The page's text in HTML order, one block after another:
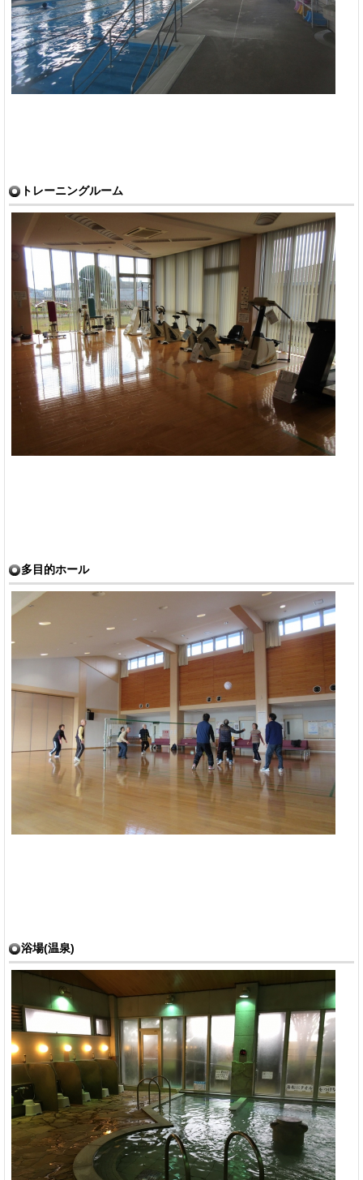
トレーニングルーム
多目的ホール
浴場(温泉)